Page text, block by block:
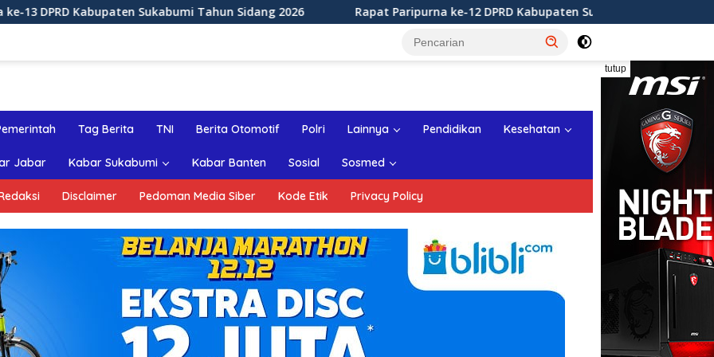
Sukabumi Tahun Sidang 2026 Rapat Paripurna ke-12 DPRD Kabupaten Sukabumi Tahun Sidang 2026
tutup
Tag Berita TNI Berita Otomotif Polri Lainnya Pendidikan Kesehatan
Jabar Kabar Sukabumi Kabar Banten Sosial Sosmed
Disclaimer Pedoman Media Siber Kode Etik Privacy Policy